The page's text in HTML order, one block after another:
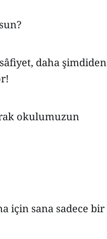
daha şimdiden
okulumuzun
için sana sadece bir